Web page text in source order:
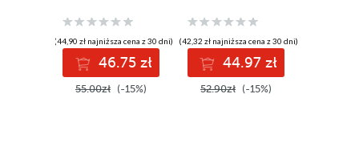
(44,90 zł najniższa cena z 30 dni)
46.75 zł
55.00zł (-15%)
(42,32 zł najniższa cena z 30 dni)
44.97 zł
52.90zł (-15%)